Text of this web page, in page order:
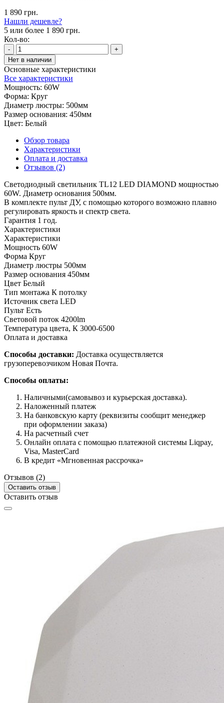
1 890 грн.
Нашли дешевле?
5 или более 1 890 грн.
Кол-во:
-
+
Нет в наличии
Основные характеристики
Все характеристики
Мощность: 60W
Форма: Круг
Диаметр люстры: 500мм
Размер основания: 450мм
Цвет: Белый
Обзор товара
Характеристики
Оплата и доставка
Отзывов (2)
Светодиодный светильник TL12 LED DIAMOND мощностью
60W. Диаметр основания 500мм.
В комплекте пульт ДУ, с помощью которого возможно плавно
регулировать яркость и спектр света.
Гарантия 1 год.
Характеристики
Характеристики
Мощность 60W
Форма Круг
Диаметр люстры 500мм
Размер основания 450мм
Цвет Белый
Тип монтажа К потолку
Источник света LED
Пульт Есть
Световой поток 4200lm
Температура цвета, К 3000-6500
Оплата и доставка
Способы доставки: Доставка осуществляется
грузоперевозчиком Новая Почта.
Способы оплаты:
Наличными(самовывоз и курьерская доставка).
Наложенный платеж
На банковскую карту (реквизиты сообщит менеджер
при оформлении заказа)
На расчетный счет
Онлайн оплата с помощью платежной системы Liqpay,
Visa, MasterCard
В кредит «Мгновенная рассрочка»
Отзывов (2)
Оставить отзыв
Оставить отзыв